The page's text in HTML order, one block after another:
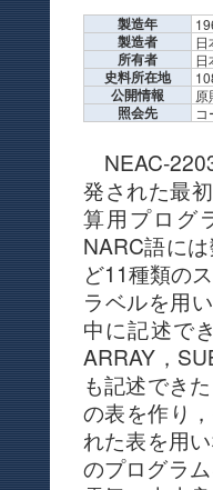
製造年
製造者 日
所有者 日
史料所在地
公開情報 原
照会先
NEAC-
発された最
算用プログ
NARC語に
ど11種類の
ラベルを用
中に記述で
ARRAY，
も記述でき
の表を作り
れた表を用
のプログラ